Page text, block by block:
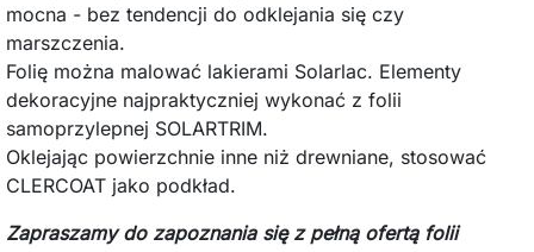
mocna - bez tendencji do odklejania się czy
marszczenia.
Folię można malować lakierami Solarlac. Elementy
dekoracyjne najpraktyczniej wykonać z folii
samoprzylepnej SOLARTRIM.
Oklejając powierzchnie inne niż drewniane, stosować
CLERCOAT jako podkład.
Zapraszamy do zapoznania się z pełną ofertą folii